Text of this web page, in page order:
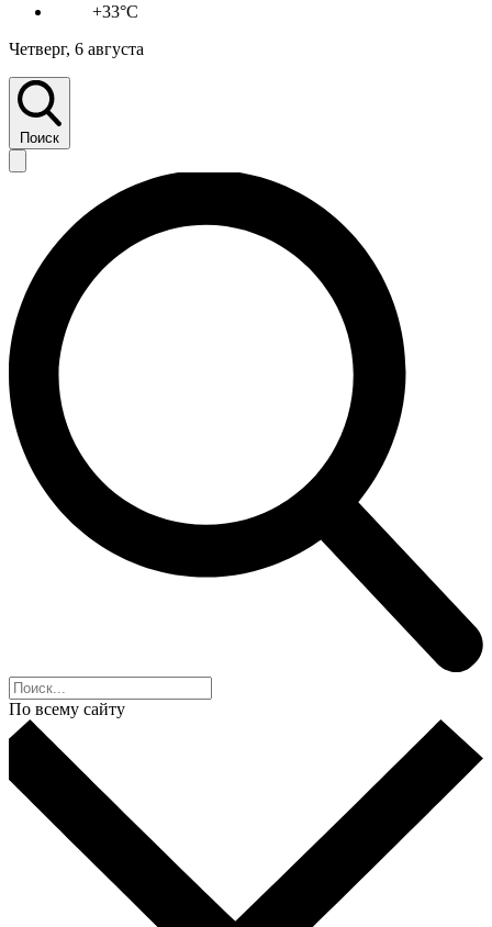
+33°C
Четверг, 6 августа
Поиск
По всему сайту